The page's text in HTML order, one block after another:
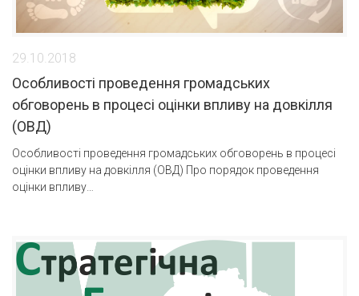
29.10.2018
Особливості проведення громадських
обговорень в процесі оцінки впливу на довкілля
(ОВД)
Особливості проведення громадських обговорень в процесі
оцінки впливу на довкілля (ОВД) Про порядок проведення
оцінки впливу…